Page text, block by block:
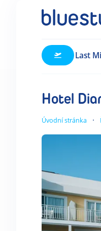
Last
Hotel
Úvodní stránka